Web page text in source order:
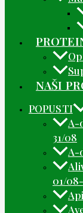
NAŠI
POPUSTI
A-
31/08
A-
01/